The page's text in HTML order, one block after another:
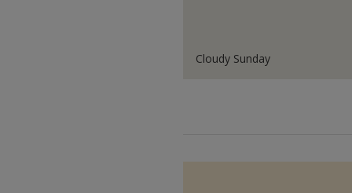
Cloudy Sunday